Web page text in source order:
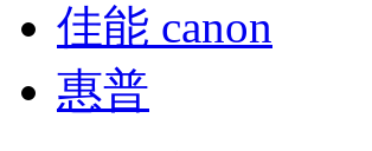
佳能 canon
惠普